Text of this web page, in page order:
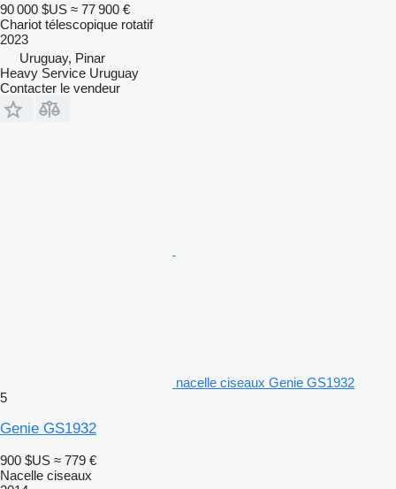
90 000 $US ≈ 77 900 €
Chariot télescopique rotatif
2023
Uruguay, Pinar
Heavy Service Uruguay
Contacter le vendeur
nacelle ciseaux Genie GS1932
5
Genie GS1932
900 $US ≈ 779 €
Nacelle ciseaux